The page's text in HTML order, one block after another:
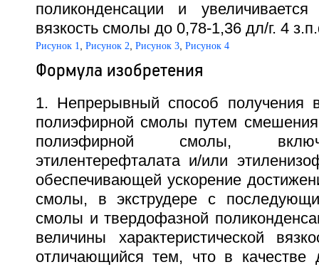
поликонденсации и увеличивается
вязкость смолы до 0,78-1,36 дл/г. 4
Рисунок 1, Рисунок 2, Рисунок 3, Рисунок 4
Формула изобретения
1. Непрерывный способ получения
полиэфирной смолы путем смешения
полиэфирной смолы,
этилентерефталата и/или
обеспечивающей ускорение
смолы, в экструдере с
смолы и твердофазной
величины характеристической
отличающийся тем, что в качестве